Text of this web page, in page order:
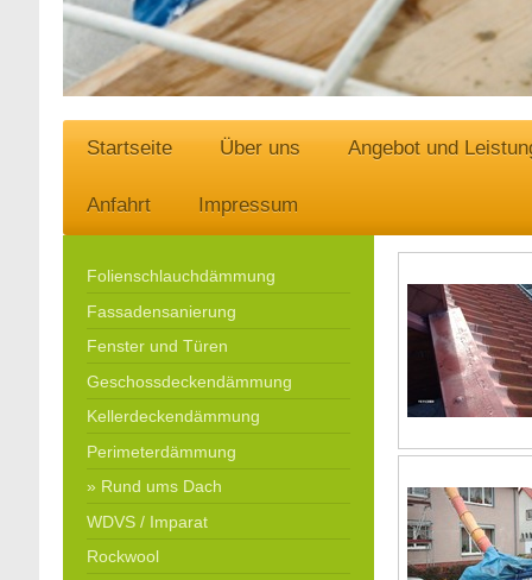
Startseite Über uns Angebot und
Anfahrt Impressum
Folienschlauchdämmung
Fassadensanierung
Fenster und Türen
Geschossdeckendämmung
Kellerdeckendämmung
Perimeterdämmung
Rund ums Dach
WDVS / Imparat
Rockwool